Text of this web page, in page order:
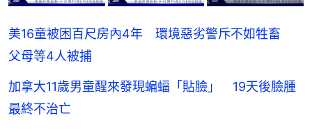
美16童被困百尺房內4年 環境惡劣警斥不如牲畜
父母等4人被捕
加拿大11歲男童醒來發現蝙蝠「貼臉」 19天後臉腫
最終不治亡